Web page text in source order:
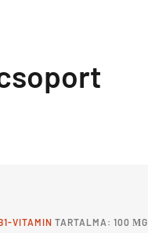
VITAMIN TARTALMA: 100 ΜG